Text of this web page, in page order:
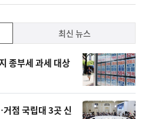
최신 뉴스
종부세 과세 대상
점 국립대 3곳 신